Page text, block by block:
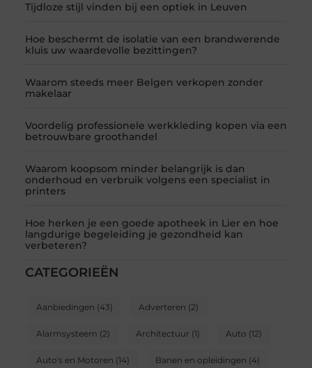
Tijdloze stijl vinden bij een optiek in Leuven
Hoe beschermt de isolatie van een brandwerende
kluis uw waardevolle bezittingen?
Waarom steeds meer Belgen verkopen zonder
makelaar
Voordelig professionele werkkleding kopen via een
betrouwbare groothandel
Waarom koopsom minder belangrijk is dan
onderhoud en verbruik volgens een specialist in
printers
Hoe herken je een goede apotheek in Lier en hoe
langdurige begeleiding je gezondheid kan
verbeteren?
CATEGORIEËN
Aanbiedingen (43) Adverteren (2)
Alarmsysteem (2) Architectuur (1) Auto (12)
Auto's en Motoren (14) Banen en opleidingen (4)